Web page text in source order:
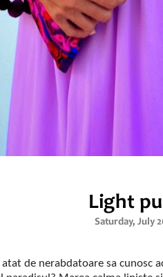
Light
Saturday, July
de nerabdatoare sa cunosc